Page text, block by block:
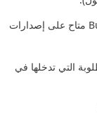
: شحن دلتا فورس من BuffBuff متاح على إصدارات
التي تدخلها في